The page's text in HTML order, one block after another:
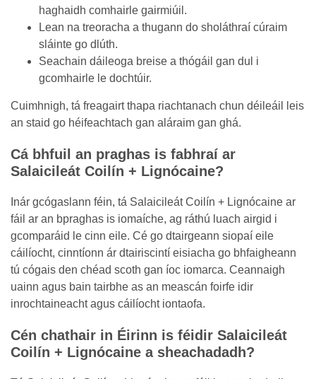
haghaidh comhairle gairmiúil.
Lean na treoracha a thugann do sholáthraí cúraim
sláinte go dlúth.
Seachain dáileoga breise a thógáil gan dul i
gcomhairle le dochtúir.
Cuimhnigh, tá freagairt thapa riachtanach chun déileáil leis
an staid go héifeachtach gan aláraim gan ghá.
Cá bhfuil an praghas is fabhraí ar
Salaicileát Coilín + Lignócaine?
Inár gcógaslann féin, tá Salaicileát Coilín + Lignócaine ar
fáil ar an bpraghas is iomaíche, ag ráthú luach airgid i
gcomparáid le cinn eile. Cé go dtairgeann siopaí eile
cáilíocht, cinntíonn ár dtairiscintí eisiacha go bhfaigheann
tú cógais den chéad scoth gan íoc iomarca. Ceannaigh
uainn agus bain tairbhe as an meascán foirfe idir
inrochtaineacht agus cáilíocht iontaofa.
Cén chathair in Éirinn is féidir Salaicileát
Coilín + Lignócaine a sheachadadh?